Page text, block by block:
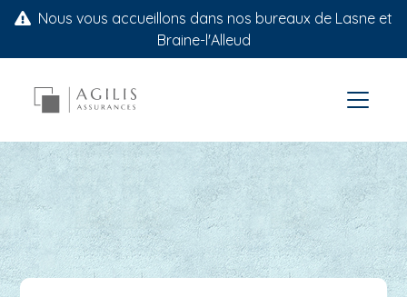
Nous vous accueillons dans nos bureaux de Lasne et
Braine-l'Alleud